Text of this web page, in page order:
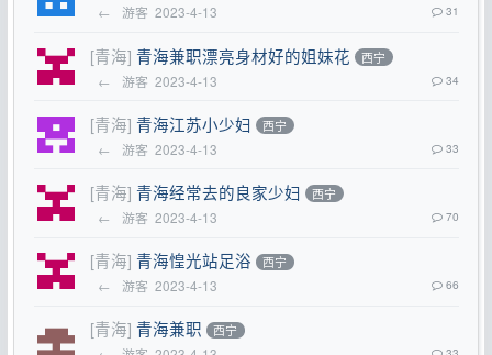
← 游客 2023-4-13 31
[青海] 青海兼职漂亮身材好的姐妹花 西宁
← 游客 2023-4-13 34
[青海] 青海江苏小少妇 西宁
← 游客 2023-4-13 33
[青海] 青海经常去的良家少妇 西宁
← 游客 2023-4-13 70
[青海] 青海惶光站足浴 西宁
← 游客 2023-4-13 66
[青海] 青海兼职 西宁